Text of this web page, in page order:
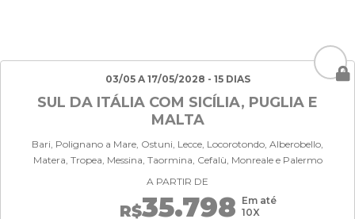
03/05 A 17/05/2028 - 15 DIAS
SUL DA ITÁLIA COM SICÍLIA, PUGLIA E
MALTA
Bari, Polignano a Mare, Ostuni, Lecce, Locorotondo, Alberobello,
Matera, Tropea, Messina, Taormina, Cefalù, Monreale e Palermo
A PARTIR DE
R$35.798 Em até
10X